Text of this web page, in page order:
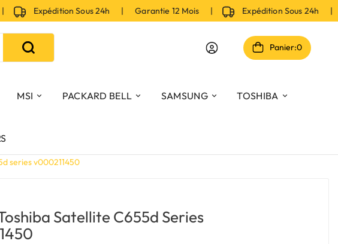
Expédition Sous 24h | Garantie 12 Mois | Expédition Sous 24h |
Panier:0
MSI PACKARD BELL SAMSUNG TOSHIBA
series v000211450
Satellite C655d Series